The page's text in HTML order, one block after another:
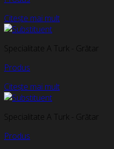
Citește mai mult
Specialitate A Turk - Grătar
Produs
Citește mai mult
Specialitate A Turk - Grătar
Produs